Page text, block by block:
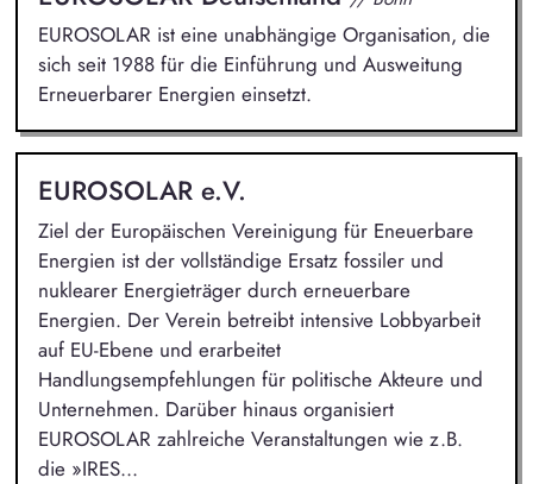
EUROSOLAR ist eine unabhängige Organisation, die
sich seit 1988 für die Einführung und Ausweitung
Erneuerbarer Energien einsetzt.
EUROSOLAR e.V.
Ziel der Europäischen Vereinigung für Eneuerbare
Energien ist der vollständige Ersatz fossiler und
nuklearer Energieträger durch erneuerbare
Energien. Der Verein betreibt intensive Lobbyarbeit
auf EU-Ebene und erarbeitet
Handlungsempfehlungen für politische Akteure und
Unternehmen. Darüber hinaus organisiert
EUROSOLAR zahlreiche Veranstaltungen wie z.B.
die »IRES...